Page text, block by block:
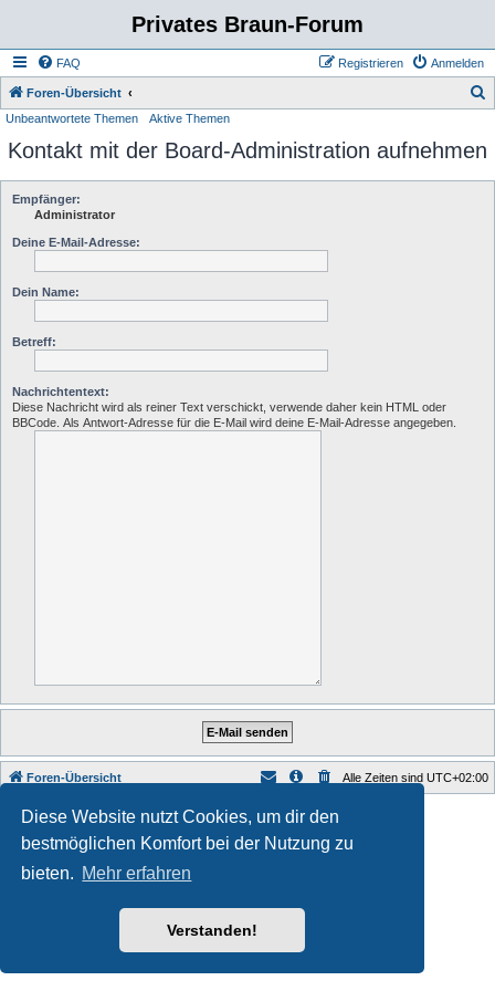
Diese Website nutzt Cookies, um dir den
bestmöglichen Komfort bei der Nutzung zu
bieten. Mehr erfahren
Verstanden!
Privates Braun-Forum
FAQ Anmelden
Registrieren
Foren-Übersicht
Unbeantwortete Themen Aktive Themen
Kontakt mit der Board-Administration aufnehmen
Empfänger:
Administrator
Deine E-Mail-Adresse:
Dein Name:
Betreff:
Nachrichtentext:
Diese Nachricht wird als reiner Text verschickt, verwende daher kein HTML oder
BBCode. Als Antwort-Adresse für die E-Mail wird deine E-Mail-Adresse angegeben.
Foren-Übersicht Alle Zeiten sind UTC+02:00
Style developer by forum tricolor tv,
Powered byphpBB ® Forum Software © phpBB Limited
Deutsche Übersetzung durchphpBB.de
Datenschutz